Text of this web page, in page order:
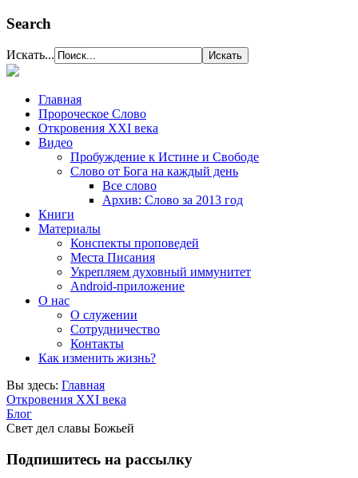
Search
Искать...
Главная
Пророческое Слово
Откровения ХХІ века
Видео
Пробуждение к Истине и Свободе
Слово от Бога на каждый день
Все слово
Архив: Слово за 2013 год
Книги
Материалы
Конспекты проповедей
Места Писания
Укрепляем духовный иммунитет
Android-приложение
О нас
О служении
Сотрудничество
Контакты
Как изменить жизнь?
Вы здесь: Главная
Откровения ХХІ века
Блог
Свет дел славы Божьей
Подпишитесь на рассылку